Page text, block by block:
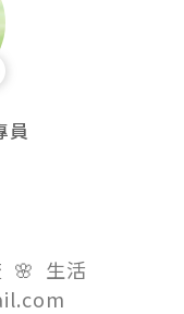
員
🌸  生活